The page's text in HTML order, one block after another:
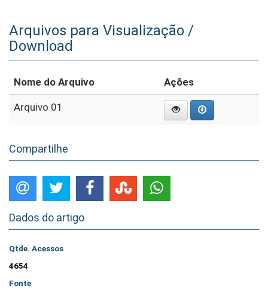
Arquivos para Visualização /
Download
Nome do Arquivo Ações
Arquivo 01
Compartilhe
Dados do artigo
Qtde. Acessos
4654
Fonte